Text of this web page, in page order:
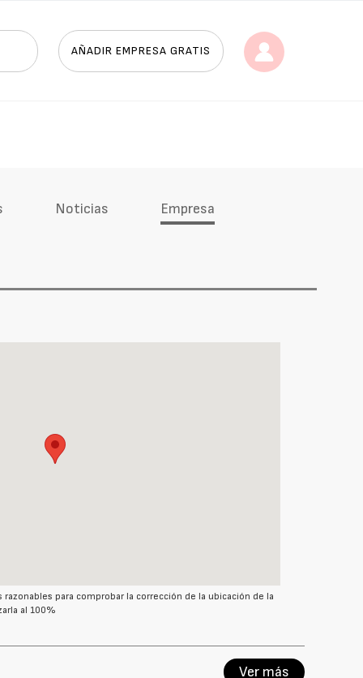
AÑADIR EMPRESA GRATIS
Noticias Empresa
para comprobar la corrección de la ubicación de la
al 100%
Ver más